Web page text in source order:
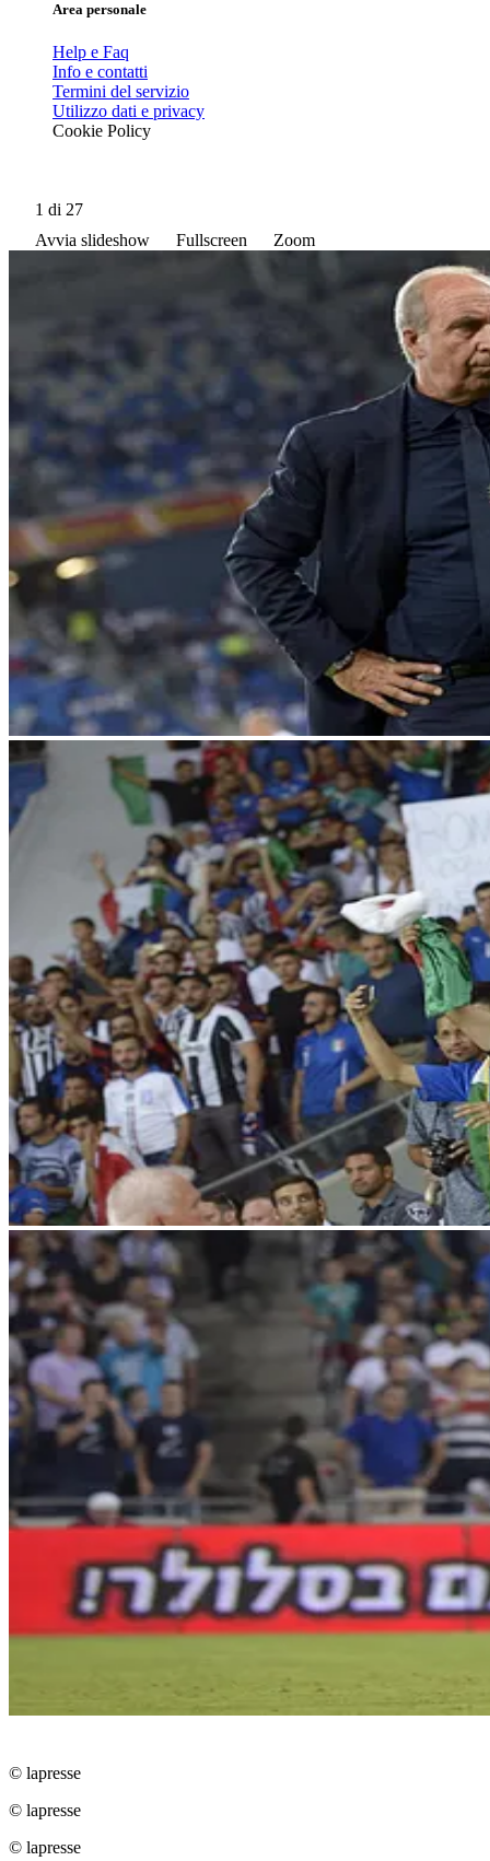
Area personale
Help e Faq
Info e contatti
Termini del servizio
Utilizzo dati e privacy
Cookie Policy
1 di 27
Avvia slideshow
Fullscreen Zoom
© lapresse
© lapresse
© lapresse